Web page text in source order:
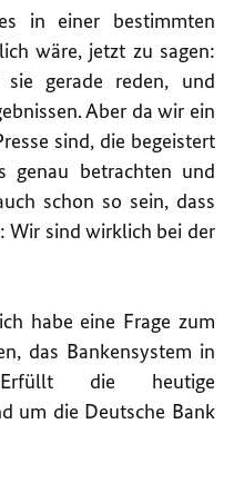
in einer bestimmten
wäre, jetzt zu sagen:
gerade reden, und
Aber da wir ein
sind, die begeistert
genau betrachten und
schon so sein, dass
Wir sind wirklich bei der
habe eine Frage zum
das Bankensystem in
die heutige
um die Deutsche Bank